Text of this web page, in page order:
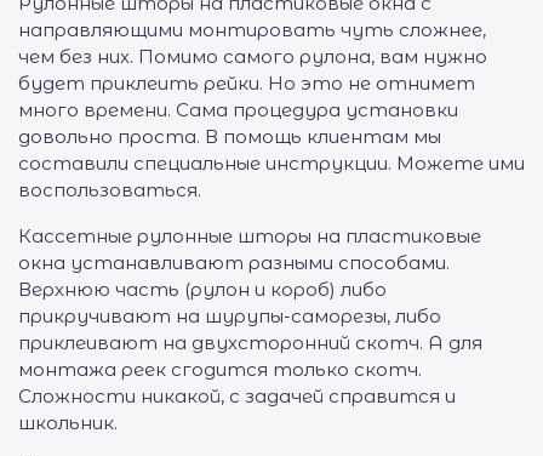
направляющими монтировать чуть сложнее,
чем без них. Помимо самого рулона, вам нужно
будет приклеить рейки. Но это не отнимет
много времени. Сама процедура установки
довольно проста. В помощь клиентам мы
составили специальные инструкции. Можете ими
воспользоваться.
Кассетные рулонные шторы на пластиковые
окна устанавливают разными способами.
Верхнюю часть (рулон и короб) либо
прикручивают на шурупы-саморезы, либо
приклеивают на двухсторонний скотч. А для
монтажа реек сгодится только скотч.
Сложности никакой, с задачей справится и
школьник.